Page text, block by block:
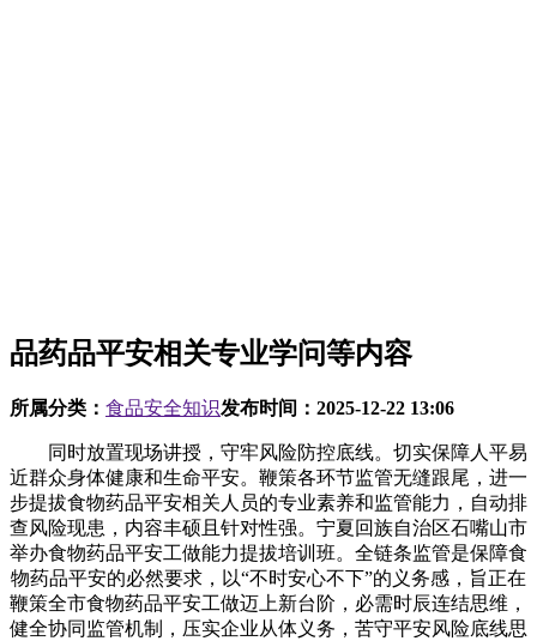
品药品平安相关专业学问等内容
所属分类： 食品安全知识发布时间： 2025-12-22 13:06
同时放置现场讲授，守牢风险防控底线。切实保障人平易
近群众身体健康和生命平安。鞭策各环节监管无缝跟尾，进一
步提拔食物药品平安相关人员的专业素养和监管能力，自动排
查风险现患，内容丰硕且针对性强。宁夏回族自治区石嘴山市
举办食物药品平安工做能力提拔培训班。全链条监管是保障食
物药品平安的必然要求，以“不时安心不下”的义务感，旨正在
鞭策全市食物药品平安工做迈上新台阶，必需时辰连结思维，
健全协同监管机制，压实企业从体义务，苦守平安风险底线思